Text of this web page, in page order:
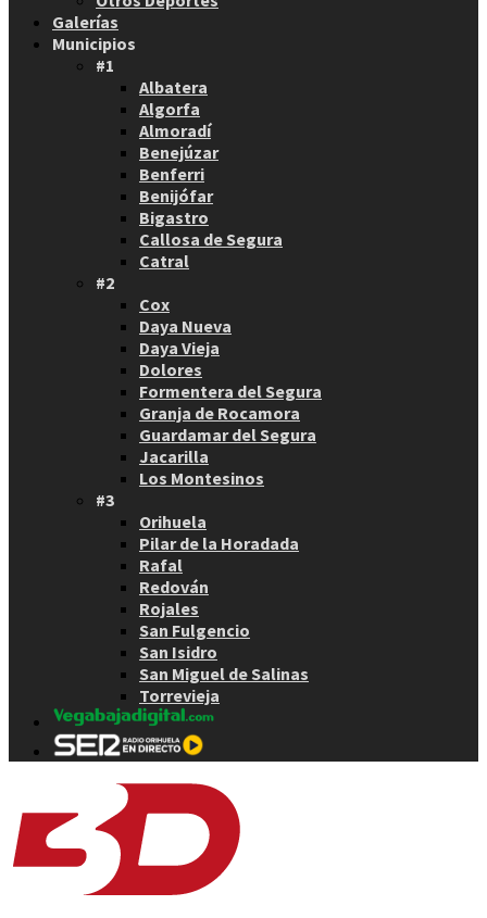
Galerías
Municipios
#1
Albatera
Algorfa
Almoradí
Benejúzar
Benferri
Benijófar
Bigastro
Callosa de Segura
Catral
#2
Cox
Daya Nueva
Daya Vieja
Dolores
Formentera del Segura
Granja de Rocamora
Guardamar del Segura
Jacarilla
Los Montesinos
#3
Orihuela
Pilar de la Horadada
Rafal
Redován
Rojales
San Fulgencio
San Isidro
San Miguel de Salinas
Torrevieja